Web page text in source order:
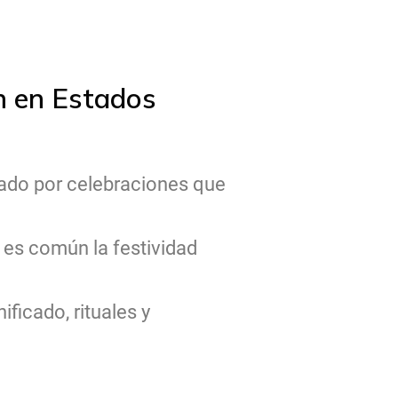
en Estados
por celebraciones que
común la festividad
rituales y